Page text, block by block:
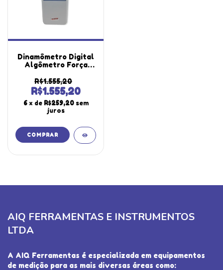
Dinamômetro Digital
Algômetro Força
Tração Compressão
Haste Dd-550
Portátil Instrutherm
Certificado
R$1.555,20
R$1.555,20
6 x de R$259,20 sem
juros
AIQ FERRAMENTAS E INSTRUMENTOS
LTDA
A AIQ Ferramentas é especializada em equipamentos
de medição para as mais diversas áreas como: